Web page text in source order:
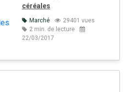
céréales
Marché
29401 vues
2 min. de lecture
22/03/2017